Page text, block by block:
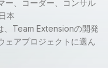
ー、コーダー、コンサル
本
、Team Extensionの開発
ェアプロジェクトに選ん